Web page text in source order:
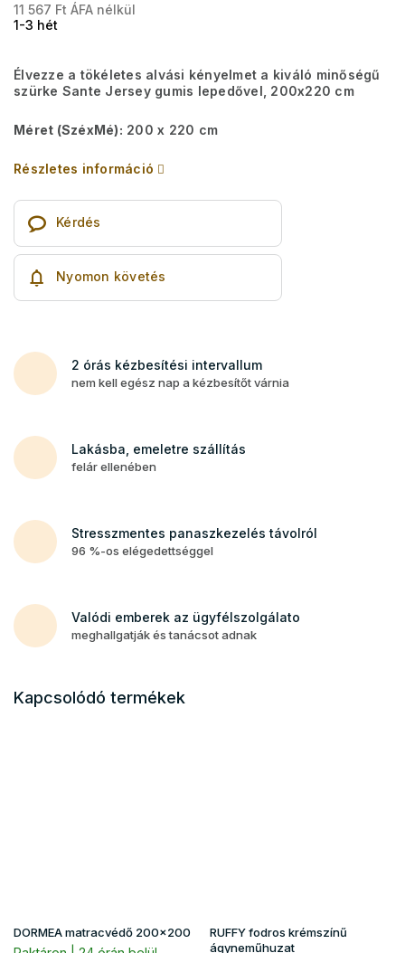
11 567 Ft ÁFA nélkül
1-3 hét
Élvezze a tökéletes alvási kényelmet a kiváló minőségű
szürke Sante Jersey gumis lepedővel, 200x220 cm
Méret (SzéxMé): 200 x 220 cm
Részletes információ
Kérdés
Nyomon követés
2 órás kézbesítési intervallum
nem kell egész nap a kézbesítőt várnia
Lakásba, emeletre szállítás
felár ellenében
Stresszmentes panaszkezelés távolról
96 %-os elégedettséggel
Valódi emberek az ügyfélszolgálato
meghallgatják és tanácsot adnak
Kapcsolódó termékek
DORMEA matracvédő 200x200
RUFFY fodros krémszínű
ágyneműhuzat